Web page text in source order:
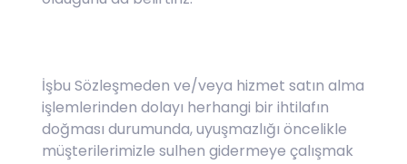
İşbu Sözleşmeden ve/veya hizmet satın alma
işlemlerinden dolayı herhangi bir ihtilafın
doğması durumunda, uyuşmazlığı öncelikle
müşterilerimizle sulhen gidermeye çalışmak